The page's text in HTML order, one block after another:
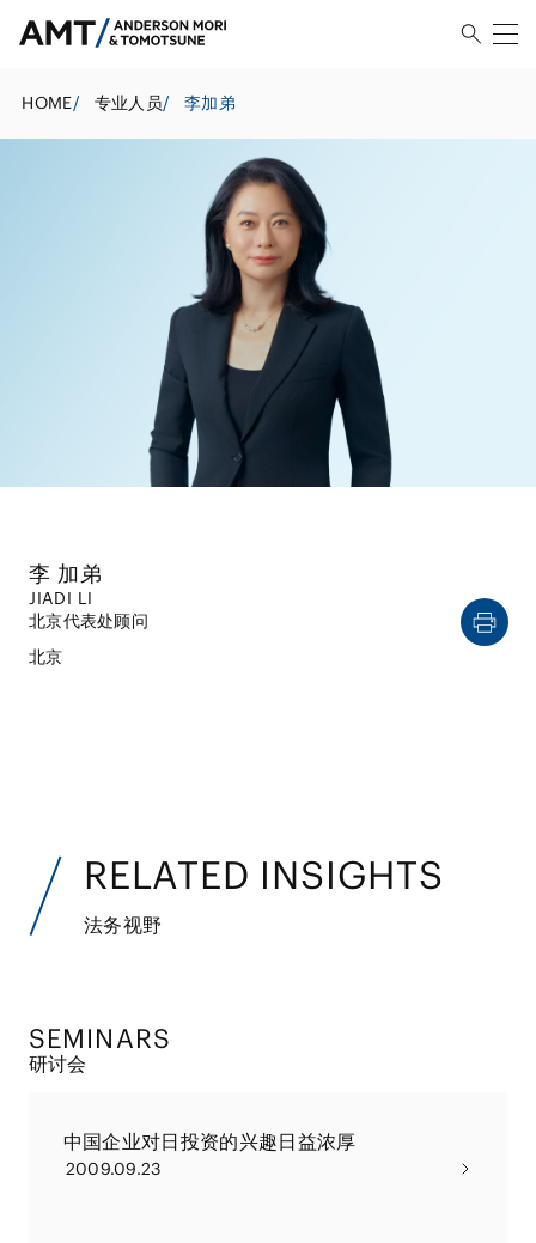
HOME/ 专业人员/ 李加弟
李 加弟
JIADI LI
北京代表处顾问
北京
RELATED INSIGHTS
法务视野
SEMINARS
研讨会
中国企业对日投资的兴趣日益浓厚
2009.09.23